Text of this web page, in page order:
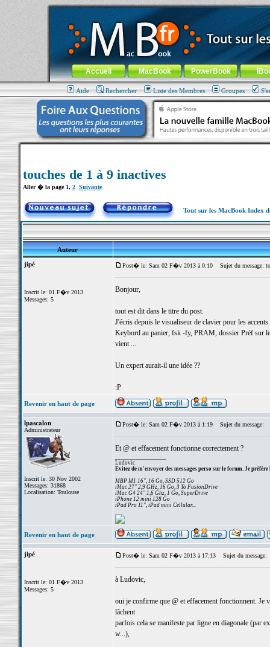
MacBook-fr.com : 100% Apple... 100% nomade !
Aller au contenu-Aller au menu général-Aller au menu de
Menu général
Accueil MacBook PowerBook
Aide Rechercher Liste des Membres Groupes
touches de 1 à 9 inactives
Aller � la page 1, 2 Suivante
Tout sur les MacBook Index
Auteur
jipé
Inscrit le: 01 F�v 2013
Messages: 5
Post� le: Sam 02 F�v 2013 à 0:10 Sujet du message:
Bonjour,
tout est dit dans le titre du post.
J'écris depuis le visualiseur de clavier pour les
Keybord au panier, fsk -fy, PRAM, dossier Préf sur
vient ...
Un expert aurait-il une idée ??
:P
Revenir en haut de page
lpascalon
Administrateur
Inscrit le: 30 Nov 2002
Messages: 31868
Localisation: Toulouse
Post� le: Sam 02 F�v 2013 à 1:19 Sujet du message:
Et @ et effacement fonctionne correctement ?
Ludovic
Evitez de m'envoyer des messages perso sur le forum. Je préfère
MBP M1 16", 16 Go, SSD 512 Go
iMac 27" 2,9 GHz, 16 Go, 3 To FusionDrive
iMac G4 24" 1,6 Ghz, 1 Go, SuperDrive
iPhone 12 mini 128 Go
iPad Pro 11", iPad mini Cellular...
Revenir en haut de page
jipé
Inscrit le: 01 F�v 2013
Messages: 5
Post� le: Sam 02 F�v 2013 à 17:13 Sujet du message:
à Ludovic,
oui je confirme que @ et effacement fonctionnent. Je
lâchent
parfois cela se manifeste par ligne en diagonale (par
w...),